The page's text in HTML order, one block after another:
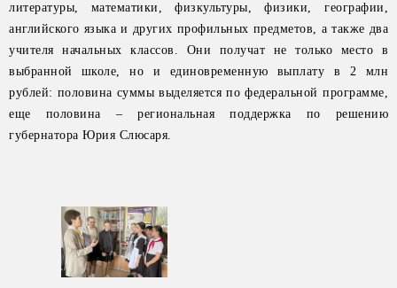
литературы, математики, физкультуры, физики, географии,
английского языка и других профильных предметов, а также два
учителя начальных классов. Они получат не только место в
выбранной школе, но и единовременную выплату в 2 млн
рублей: половина суммы выделяется по федеральной программе,
еще половина – региональная поддержка по решению
губернатора Юрия Слюсаря.